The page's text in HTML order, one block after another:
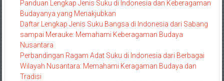
Panduan Lengkap Jenis Suku di Indonesia dan Keberagaman
Budayanya yang Menakjubkan
Daftar Lengkap Jenis Suku Bangsa di Indonesia dari Sabang
sampai Merauke: Memahami Keberagaman Budaya
Nusantara
Perbandingan Ragam Adat Suku di Indonesia dari Berbagai
Wilayah Nusantara: Memahami Keragaman Budaya dan
Tradisi